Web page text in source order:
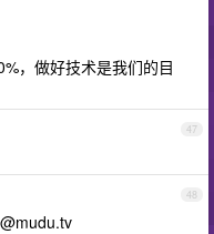
，做好技术是我们的目
47
48